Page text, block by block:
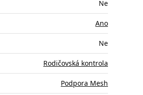
Ne
Ano
Ne
Rodičovská kontrola
Podpora Mesh